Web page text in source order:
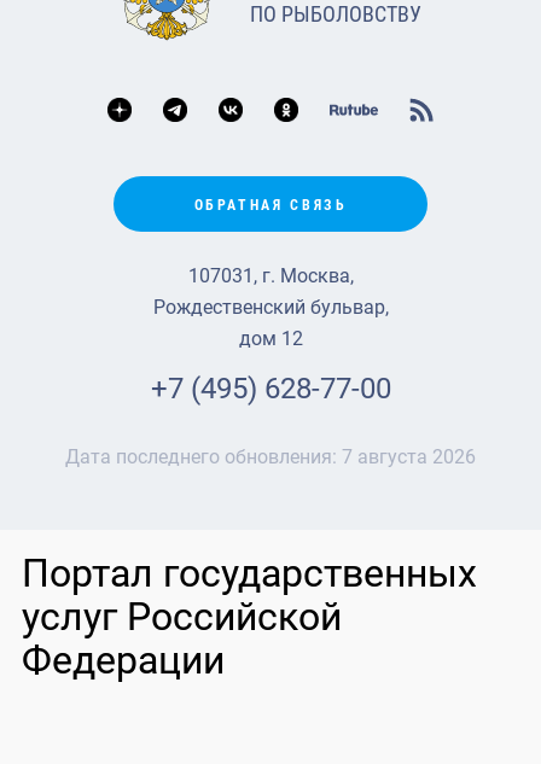
ПО РЫБОЛОВСТВУ
ОБРАТНАЯ СВЯЗЬ
107031, г. Москва,
Рождественский бульвар,
дом 12
+7 (495) 628-77-00
Дата последнего обновления: 7 августа 2026
Портал государственных
услуг Российской
Федерации